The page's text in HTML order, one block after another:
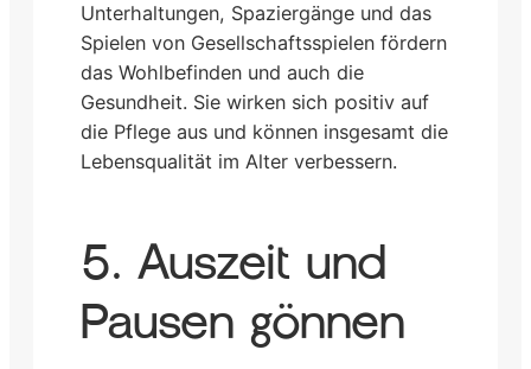
Unterhaltungen, Spaziergänge und das
Spielen von Gesellschaftsspielen fördern
das Wohlbefinden und auch die
Gesundheit. Sie wirken sich positiv auf
die Pflege aus und können insgesamt die
Lebensqualität im Alter verbessern.
5. Auszeit und
Pausen gönnen